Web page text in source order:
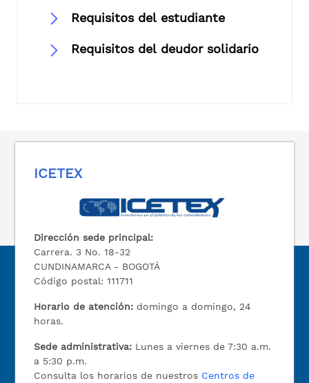
Requisitos del estudiante
Requisitos del deudor solidario
ICETEX
Dirección sede principal:
Carrera. 3 No. 18-32
CUNDINAMARCA - BOGOTÁ
Código postal: 111711
Horario de atención: domingo a domingo, 24
horas.
Sede administrativa: Lunes a viernes de 7:30 a.m.
a 5:30 p.m.
Consulta los horarios de nuestros Centros de